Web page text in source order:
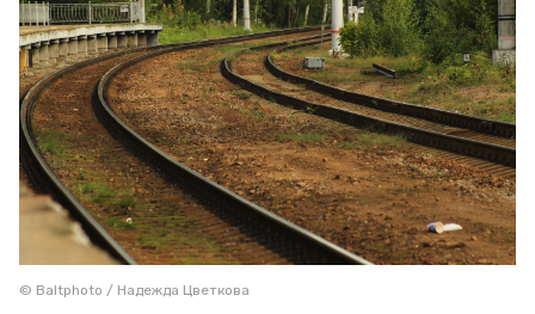
© Baltphoto / Надежда Цветкова